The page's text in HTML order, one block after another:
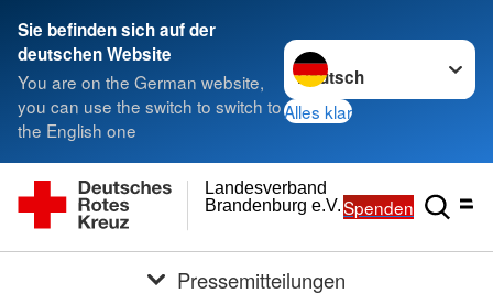
Sie befinden sich auf der
deutschen Website
You are on the German website,
you can use the switch to switch to
the English one
Sprache wechseln zu
Alles klar
Brandenburg e.V.
Landesverband
Spenden
Pressemitteilungen